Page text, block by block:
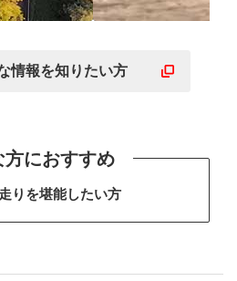
な走りを
いスポーティ
情報を知りたい方
方におすすめ
りを堪能したい方